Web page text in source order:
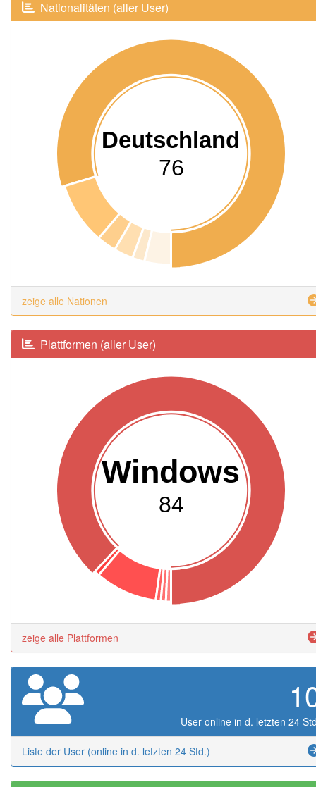
Nationalitäten (aller User)
Deutschland
76
zeige alle Nationen
Plattformen (aller User)
Windows
84
zeige alle Plattformen
User online in d. letzten 24
Liste der User (online in d. letzten 24 Std.)